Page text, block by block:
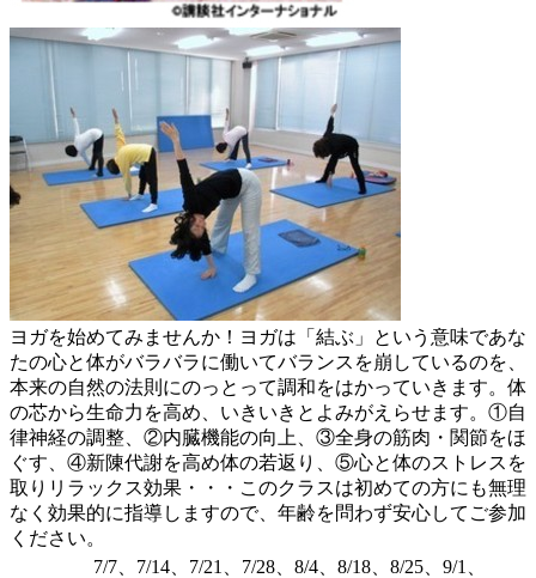
ヨガを始めてみませんか！ヨガは「結ぶ」という意味であな
たの心と体がバラバラに働いてバランスを崩しているのを、
本来の自然の法則にのっとって調和をはかっていきます。体
の芯から生命力を高め、いきいきとよみがえらせます。①自
律神経の調整、②内臓機能の向上、③全身の筋肉・関節をほ
ぐす、④新陳代謝を高め体の若返り、⑤心と体のストレスを
取りリラックス効果・・・このクラスは初めての方にも無理
なく効果的に指導しますので、年齢を問わず安心してご参加
ください。
7/7、7/14、7/21、7/28、8/4、8/18、8/25、9/1、